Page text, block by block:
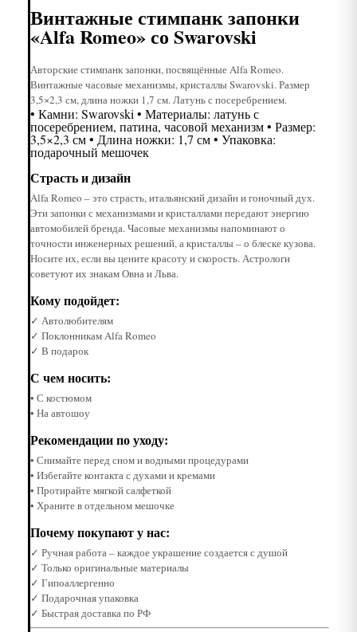
Винтажные стимпанк запонки
«Alfa Romeo» со Swarovski
Авторские стимпанк запонки, посвящённые Alfa Romeo.
Винтажные часовые механизмы, кристаллы Swarovski. Размер
3,5×2,3 см, длина ножки 1,7 см. Латунь с посеребрением.
• Камни: Swarovski • Материалы: латунь с
посеребрением, патина, часовой механизм • Размер:
3,5×2,3 см • Длина ножки: 1,7 см • Упаковка:
подарочный мешочек
Страсть и дизайн
Alfa Romeo – это страсть, итальянский дизайн и гоночный дух.
Эти запонки с механизмами и кристаллами передают энергию
автомобилей бренда. Часовые механизмы напоминают о
точности инженерных решений, а кристаллы – о блеске кузова.
Носите их, если вы цените красоту и скорость. Астрологи
советуют их знакам Овна и Льва.
Кому подойдет:
✓ Автолюбителям
✓ Поклонникам Alfa Romeo
✓ В подарок
С чем носить:
• С костюмом
• На автошоу
Рекомендации по уходу:
• Снимайте перед сном и водными процедурами
• Избегайте контакта с духами и кремами
• Протирайте мягкой салфеткой
• Храните в отдельном мешочке
Почему покупают у нас:
✓ Ручная работа – каждое украшение создается с душой
✓ Только оригинальные материалы
✓ Гипоаллергенно
✓ Подарочная упаковка
✓ Быстрая доставка по РФ